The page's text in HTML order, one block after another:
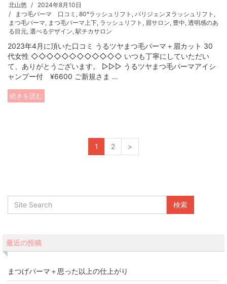
北山悠
2024年8月10日
まつ毛パーマ 口コミ , 80°ラッシュリフト , パリジェンヌラッシュリフト ,
まつ毛パーマ, まつ毛パーマ上下, ラッシュリフト , 眉サロン, 豊中, 透明感のあ
る目元, 選べるデザイン,駅チカサロン
2023年4月に頂いた口コミ うるツヤまつ毛パーマ＋眉カット 30
代女性 ◇◇◇◇◇◇◇◇◇◇◇◇ いつも丁寧にしていただい
て、ありがとうございます。 ▷▷▷ うるツヤまつ毛パーマアイシ
ャンプー付 ¥6600 ご新規さま ...
続きを読む
1 2 >
最近の投稿
まつげパーマ＋思った以上の仕上がり